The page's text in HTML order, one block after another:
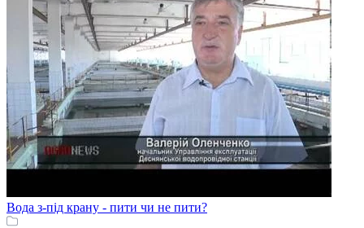
Вода з-під крану - пити чи не пити?